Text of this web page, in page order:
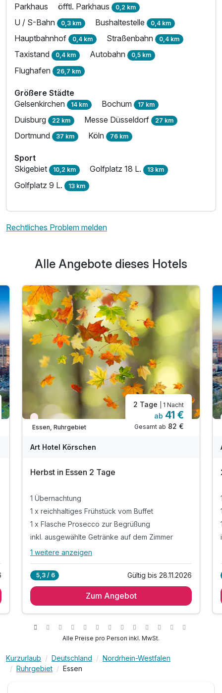
Parkhaus
öfftl. Parkhaus 0,2 km
U / S-Bahn 0,3 km Bushaltestelle 0,4 km
Hauptbahnhof 0,4 km Straßenbahn 0,4 km
Taxistand 0,4 km Autobahn 0,5 km
Flughafen 26,7 km
Größere Städte
Gelsenkirchen 14 km Bochum 17 km
Duisburg 22 km Messe Düsseldorf 27 km
Dortmund 37 km Köln 76 km
Sport
Skigebiet 10,2 km Golfplatz 18 L. 13 km
Golfplatz 9 L. 13 km
Rechtliches Problem melden
Alle Angebote dieses Hotels
Wieder frei ab September
Essen, Ruhrgebiet
2 Tage | 1 Nacht
ab 41 €
Gesamt ab 82 €
Art Hotel Körschen
Herbst in Essen 2 Tage
1 Übernachtung
1 x reichhaltiges Frühstück vom Buffet
1 x Flasche Prosecco zur Begrüßung
inkl. ausgewählte Getränke auf dem Zimmer
Alle Inklusivleistungen
1 x reichhaltiges Frühstück vom Buffet
inkl. WLAN im gesamten Hotel
1 weitere anzeigen
5,3 / 6 Gültig bis 28.11.2026
Zum Angebot
Alle Preise pro Person inkl. MwSt.
Kurzurlaub Deutschland
Nordrhein-Westfalen
Ruhrgebiet
Essen